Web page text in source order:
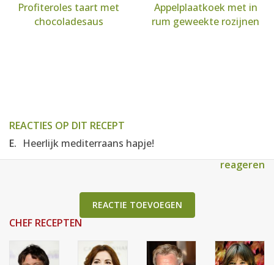
Profiteroles taart met
chocoladesaus
Appelplaatkoek met in
rum geweekte rozijnen
REACTIES OP DIT RECEPT
E. Heerlijk mediterraans hapje!
reageren
REACTIE TOEVOEGEN
CHEF RECEPTEN